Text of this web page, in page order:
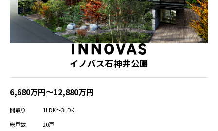
イノバス石神井公園
6,680万円～12,880万円
間取り
1LDK～3LDK
総戸数
20戸